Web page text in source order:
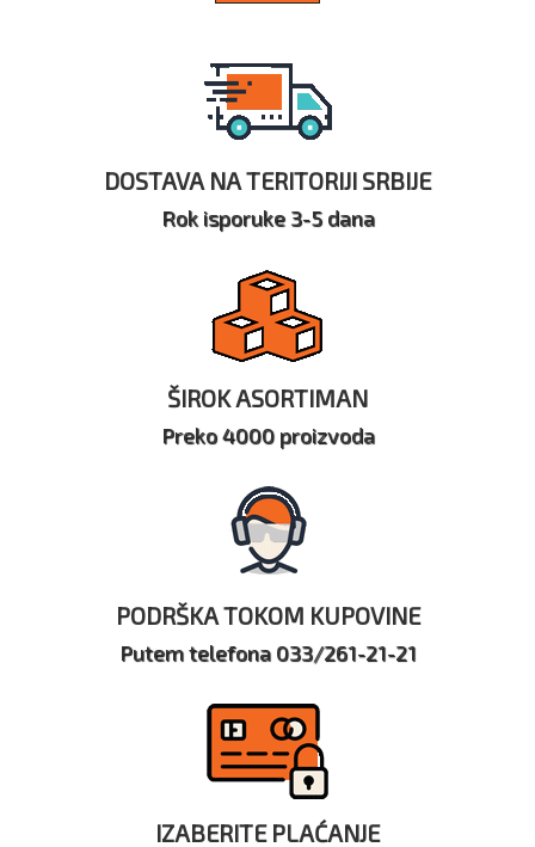
DOSTAVA NA TERITORIJI SRBIJE
Rok isporuke 3-5 dana
ŠIROK ASORTIMAN
Preko 4000 proizvoda
PODRŠKA TOKOM KUPOVINE
Putem telefona 033/261-21-21
IZABERITE PLAĆANJE